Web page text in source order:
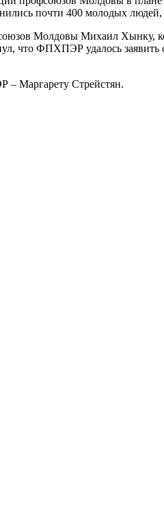
почти 400 молодых людей,
Молдовы Михаил Хынку,
что ФПХПЭР удалось
– Маргарету Стрейстян.